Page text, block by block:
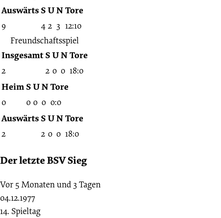
AuswärtsS UNTore
9 4 2 3 12:10
Freundschaftsspiel
InsgesamtS UNTore
2 2 0 0 18:0
HeimS UNTore
0 0 0 0 0:0
AuswärtsS UNTore
2 2 0 0 18:0
Der letzte BSV Sieg
Vor 5 Monaten und 3 Tagen
04.12.1977
14. Spieltag